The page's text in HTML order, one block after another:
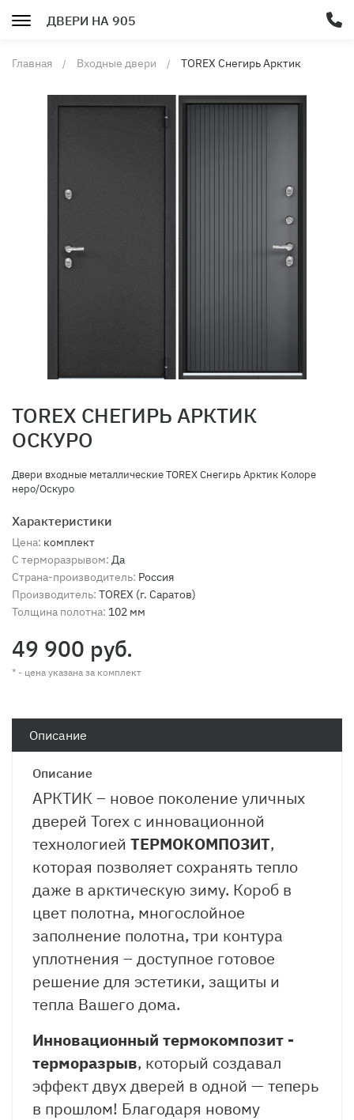
ДВЕРИ НА 905
Главная Входные двери
TOREX Снегирь Арктик
TOREX СНЕГИРЬ АРКТИК
ОСКУРО
Двери входные металлические TOREX Снегирь Арктик Колоре
неро/Оскуро
Характеристики
Цена: комплект
С терморазрывом: Да
Страна-производитель: Россия
Производитель: TOREX (г. Саратов)
Толщина полотна: 102 мм
49 900 руб.
* - цена указана за комплект
Описание
Описание
АРКТИК – новое поколение уличных
дверей Torex с инновационной
технологией ТЕРМОКОМПОЗИТ,
которая позволяет сохранять тепло
даже в арктическую зиму. Короб в
цвет полотна, многослойное
заполнение полотна, три контура
уплотнения – доступное готовое
решение для эстетики, защиты и
тепла Вашего дома.
Инновационный термокомпозит -
терморазрыв, который создавал
эффект двух дверей в одной — теперь
в прошлом! Благодаря новому